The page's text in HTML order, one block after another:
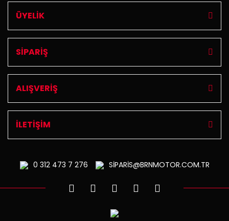
ÜYELİK
SİPARİŞ
ALIŞVERİŞ
İLETİŞİM
0 312473 7 276 SİPARİS@BRNMOTOR.COM.TR